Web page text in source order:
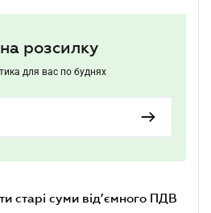
розсилку
для вас по буднях
старі суми від’ємного ПДВ